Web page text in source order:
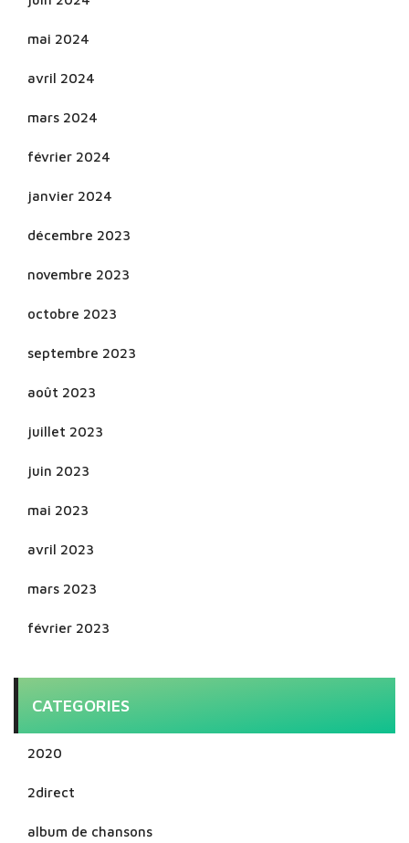
mai 2024
avril 2024
mars 2024
février 2024
janvier 2024
décembre 2023
novembre 2023
octobre 2023
septembre 2023
août 2023
juillet 2023
juin 2023
mai 2023
avril 2023
mars 2023
février 2023
CATEGORIES
2020
2direct
album de chansons